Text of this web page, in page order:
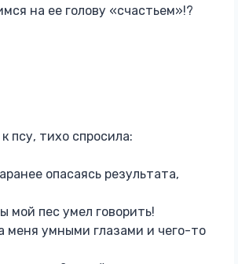
на ее голову «счастьем»!?
псу, тихо спросила:
опасаясь результата,
мой пес умел говорить!
меня умными глазами и чего-то